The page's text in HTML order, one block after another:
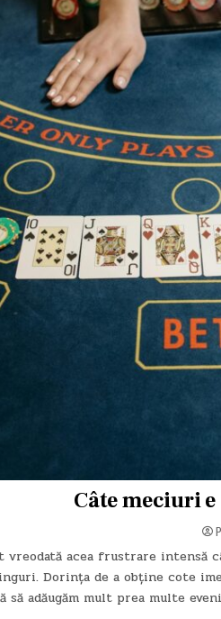
Câte meciuri
acea frustrare intensă
Dorința de a obține cote
să adăugăm mult prea multe